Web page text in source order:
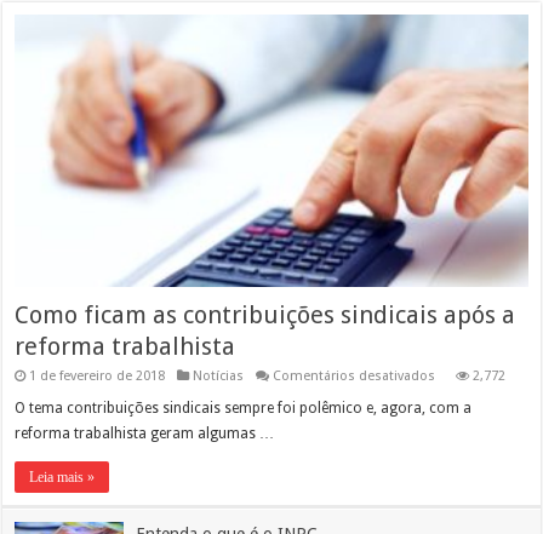
Como ficam as contribuições sindicais após a
reforma trabalhista
1 de fevereiro de 2018 Notícias Comentários desativados
ficam
2,772
O tema contribuições sindicais sempre foi polêmico e, agora, com a
reforma trabalhista geram algumas …
Leia mais »